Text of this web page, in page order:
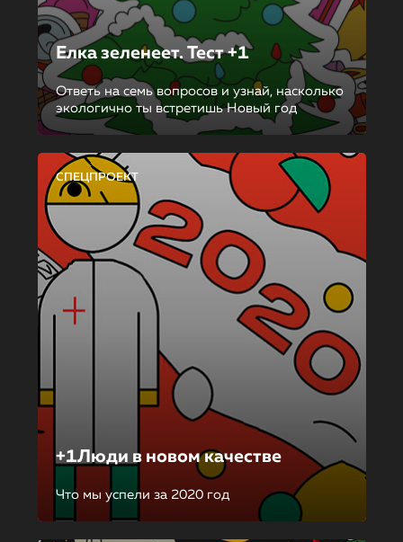
Елка зеленеет. Тест +1
Ответь на семь вопросов и узнай, насколько
экологично ты встретишь Новый год
СПЕЦПРОЕКТ
+1Люди в новом качестве
Что мы успели за 2020 год